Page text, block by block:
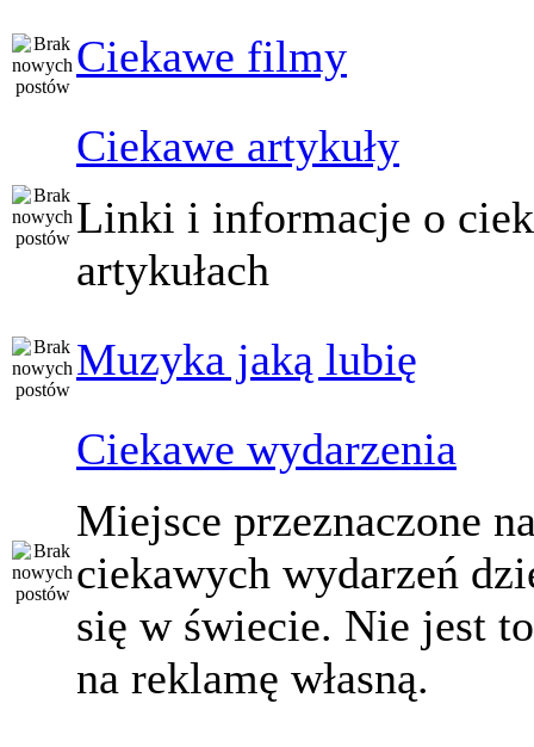
Ciekawe filmy
Ciekawe artykuły
Linki i informacje o
artykułach
Muzyka jaką lubię
Ciekawe wydarzenia
Miejsce przeznaczone
ciekawych wydarzeń
się w świecie. Nie jest
na reklamę własną.